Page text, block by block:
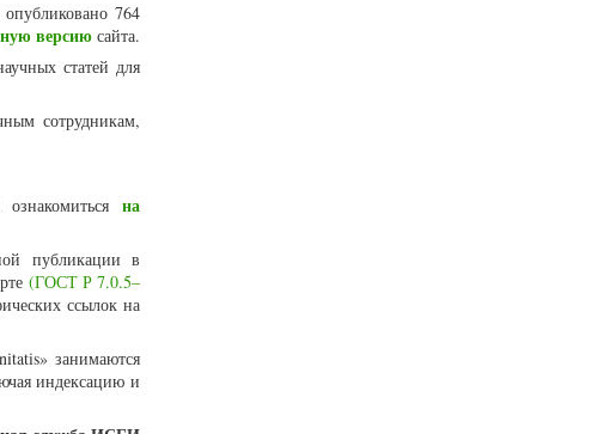
764
версию сайта.
статей для
сотрудникам,
на
публикации в
(ГОСТ Р 7.0.5–
ссылок на
занимаются
индексацию и